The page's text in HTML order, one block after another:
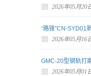
2026年05月20
“路锋”CN-SYD01
2026年05月16
GMC-20型钢轨打
2026年05月01